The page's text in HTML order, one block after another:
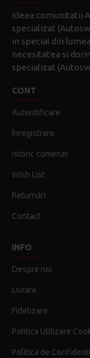
Ideea comunitatii
specializat
in special din
necesitatea si
specializat
CONT
Autentificare
Înregistrare
Istoric comenzi
Wish List
Returnări
Contact
INFO
Despre noi
Livrare
Fidelizare
Politica Utilizare
Politica de